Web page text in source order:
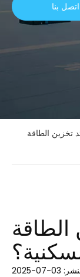
اتصل بنا
تخزين الطاقة
المؤلف: محرر الموقع وقت النشر: 03-07-2025